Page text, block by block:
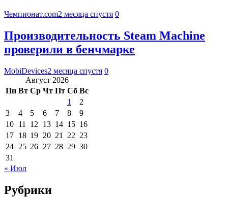
Чемпионат.com2 месяца спустя 0
Производительность Steam Machine
проверили в бенчмарке
MobiDevices2 месяца спустя 0
Август 2026
Пн Вт Ср Чт Пт Сб Вс
1
2
3
4 5 6 7 8
9
10 11 12 13 14 15 16
17 18 19 20 21 22 23
24 25 26 27 28 29 30
31
« Июл
Рубрики